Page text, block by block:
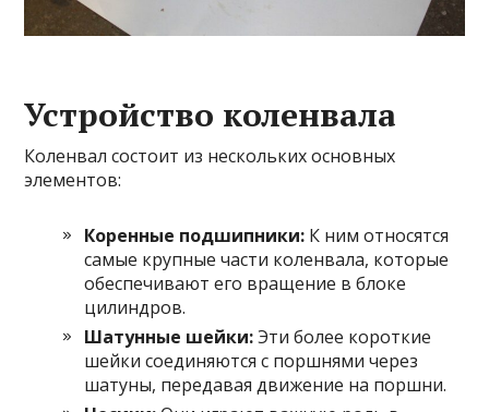
Устройство коленвала
Коленвал состоит из нескольких основных
элементов:
Коренные подшипники: К ним относятся
самые крупные части коленвала, которые
обеспечивают его вращение в блоке
цилиндров.
Шатунные шейки:Эти более короткие
шейки соединяются с поршнями через
шатуны, передавая движение на поршни.